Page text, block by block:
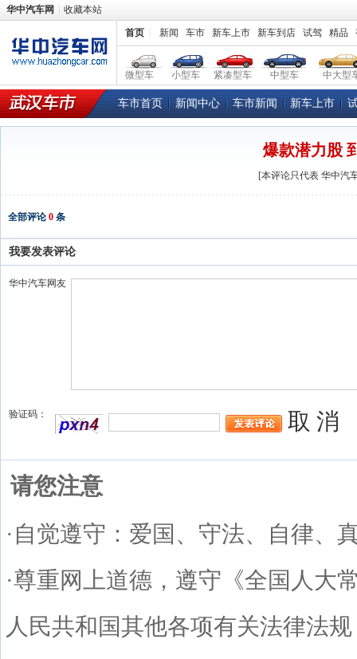
华中汽车网 收藏本站
首页 新闻 车市 新车上市 新车到店 试驾 精品
微型车 小型车 紧凑型车 中型车 中大型
车市首页 新闻中心 车市新闻 新车上市
爆款潜力股
[本评论只代表 华中汽
全部评论0 条
我要发表评论
华中汽车网友
验证码： 取 消
请您注意
·自觉遵守：爱国、守法、自律、
·尊重网上道德，遵守《全国人大
人民共和国其他各项有关法律法规